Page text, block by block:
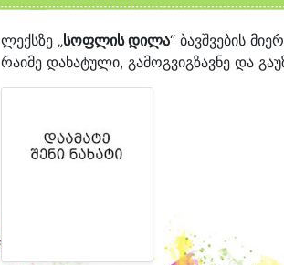
ლექსზე „სოფლის დილა“ ბავშვების
რაიმე დახატული, გამოგვიგზავნე და